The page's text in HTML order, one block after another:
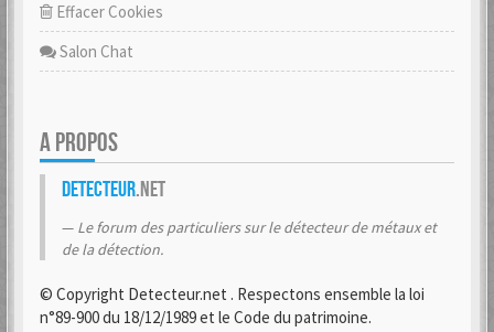
Effacer Cookies
Salon Chat
A PROPOS
Detecteur.net
Le forum des particuliers sur le détecteur de métaux et
de la détection.
© Copyright Detecteur.net . Respectons ensemble la loi
n°89-900 du 18/12/1989 et le Code du patrimoine.